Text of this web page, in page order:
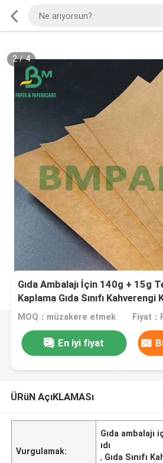
2/4
Gıda Ambalajı İçin 140g + 15g
Kaplama Gıda Sınıfı
MOQ：müzakere etmek
En iyi fiyat
ÜRüN AçıKLAMASı
Vurgulamak:
Gıda ambalajı
ıdı
, Gıda Sınıfı